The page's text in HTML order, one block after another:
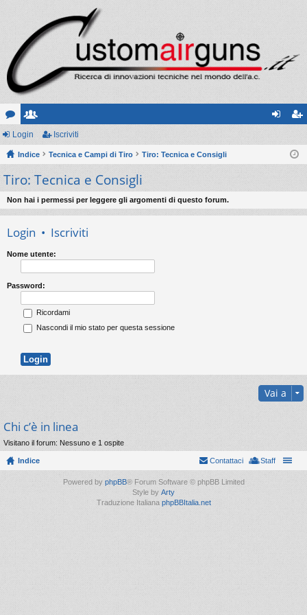
or
u
m
sc
ritt riv
Login Iscriviti
Indice Tecnica e Campi di Tiro Tiro: Tecnica e Consigli
Tiro: Tecnica e Consigli
Non hai i permessi per leggere gli argomenti di questo forum.
Login • Iscriviti
Nome utente:
Password:
Ricordami
Nascondi il mio stato per questa sessione
Vai a
Chi c’è in linea
Visitano il forum: Nessuno e 1 ospite
Indice Staff
Contattaci
Powered by phpBB® Forum Software © phpBB Limited
Style by Arty
Traduzione Italiana phpBBItalia.net